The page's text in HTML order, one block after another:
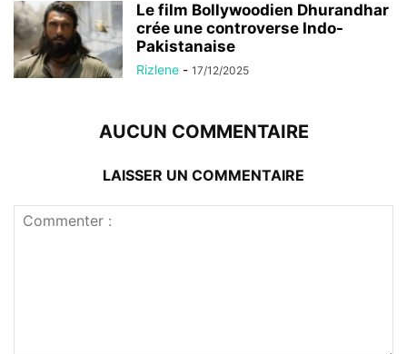
Le film Bollywoodien Dhurandhar
crée une controverse Indo-
Pakistanaise
Rizlene - 17/12/2025
AUCUN COMMENTAIRE
LAISSER UN COMMENTAIRE